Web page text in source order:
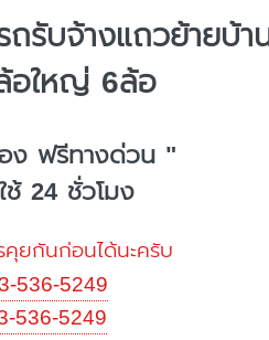
รับจ้างแถวย้ายบ้า
อใหญ่ 6ล้อ
ง ฟรีทางด่วน "
ช้ 24 ชั่วโมง
คุยกันก่อนได้นะครับ
536-5249
5249